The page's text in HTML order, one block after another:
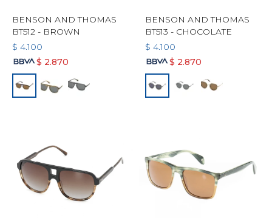
BENSON AND THOMAS
BT512 - BROWN
$ 4.100
$ 2.870
BENSON AND THOMAS
BT513 - CHOCOLATE
$ 4.100
$ 2.870